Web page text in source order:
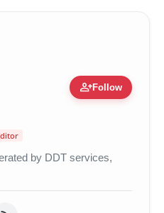
person_addFollow
Media or
by DDT services,